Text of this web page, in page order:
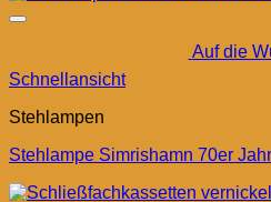
Auf die
Schnellansicht
Stehlampen
Stehlampe Simrishamn 70er